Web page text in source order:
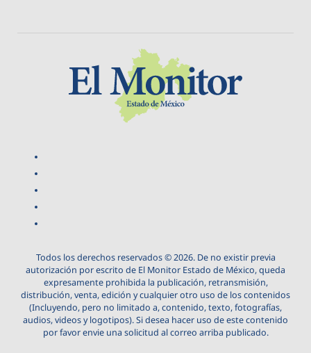
Todos los derechos reservados © 2026. De no existir previa
autorización por escrito de El Monitor Estado de México, queda
expresamente prohibida la publicación, retransmisión,
distribución, venta, edición y cualquier otro uso de los contenidos
(Incluyendo, pero no limitado a, contenido, texto, fotografías,
audios, videos y logotipos). Si desea hacer uso de este contenido
por favor envie una solicitud al correo arriba publicado.